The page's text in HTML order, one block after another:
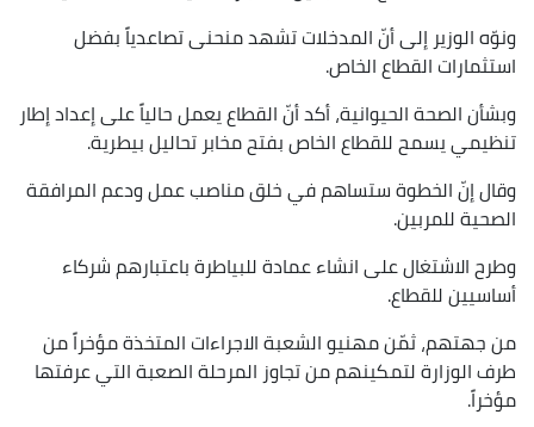
ونوّه الوزير إلى أنّ المدخلات تشهد منحنى تصاعدياً بفضل
استثمارات القطاع الخاص.
وبشأن الصحة الحيوانية، أكد أنّ القطاع يعمل حالياً على إعداد إطار
تنظيمي يسمح للقطاع الخاص بفتح مخابر تحاليل بيطرية.
وقال إنّ الخطوة ستساهم في خلق مناصب عمل ودعم المرافقة
الصحية للمربين.
وطرح الاشتغال على انشاء عمادة للبياطرة باعتبارهم شركاء
أساسيين للقطاع.
من جهتهم، ثمّن مهنيو الشعبة الاجراءات المتخذة مؤخراً من
طرف الوزارة لتمكينهم من تجاوز المرحلة الصعبة التي عرفتها
مؤخراً.